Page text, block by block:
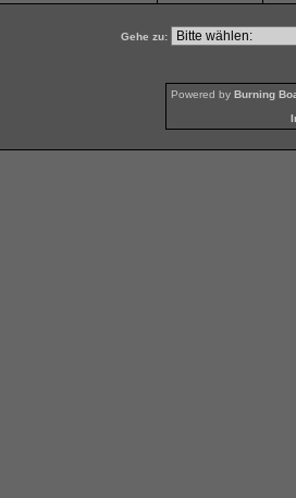
Gehe zu:
Powered by Burning